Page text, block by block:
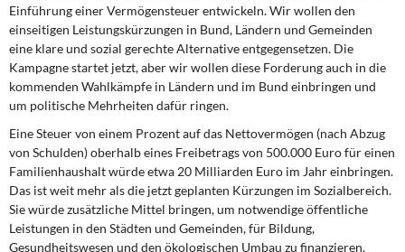
DIE LINKE
Weitere Themen
Memo-Gruppe
Institut Solidarische Moderne
Rosa-Luxemburg-Stiftung
Über mich
Einführung einer Vermögensteuer entwickeln. Wir wollen den
einseitigen Leistungskürzungen in Bund, Ländern und Gemeinden
eine klare und sozial gerechte Alternative entgegensetzen. Die
Kampagne startet jetzt, aber wir wollen diese Forderung auch in die
kommenden Wahlkämpfe in Ländern und im Bund einbringen und
um politische Mehrheiten dafür ringen.
Eine Steuer von einem Prozent auf das Nettovermögen (nach Abzug
von Schulden) oberhalb eines Freibetrags von 500.000 Euro für einen
Familienhaushalt würde etwa 20 Milliarden Euro im Jahr einbringen.
Das ist weit mehr als die jetzt geplanten Kürzungen im Sozialbereich.
Sie würde zusätzliche Mittel bringen, um notwendige öffentliche
Leistungen in den Städten und Gemeinden, für Bildung,
Gesundheitswesen und den ökologischen Umbau zu finanzieren.